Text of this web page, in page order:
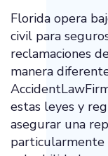
Florida opera
civil para
reclamaciones
manera
estas leyes y
asegurar una
particularmente